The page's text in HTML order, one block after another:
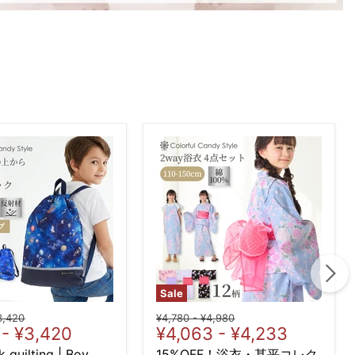
-¥3,420
Sale
Original
price
¥4,780 -Original
price
¥4,980
¥4,063 -¥4,233